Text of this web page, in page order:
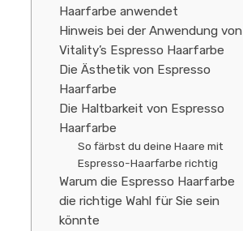
Haarfarbe anwendet
Hinweis bei der Anwendung von
Vitality’s Espresso Haarfarbe
Die Ästhetik von Espresso
Haarfarbe
Die Haltbarkeit von Espresso
Haarfarbe
So färbst du deine Haare mit
Espresso-Haarfarbe richtig
Warum die Espresso Haarfarbe
die richtige Wahl für Sie sein
könnte